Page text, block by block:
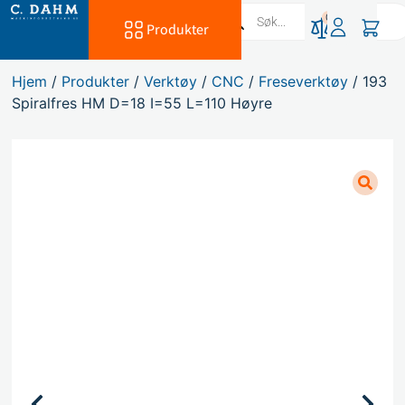
Produkter
0
Hjem / Produkter /Verktøy / CNC / Freseverktøy / 193
Spiralfres HM D=18 I=55 L=110 Høyre